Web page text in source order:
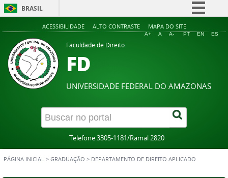
BRASIL
Simplifique!
Legislação
Canais
ACESSIBILIDADE ALTO CONTRASTE MAPA DO SITE
A+ A A- PT EN ES
Faculdade de Direito
FD
UNIVERSIDADE FEDERAL DO AMAZONAS
Telefone 3305-1181/Ramal 2820
PÁGINA INICIAL > GRADUAÇÃO > DEPARTAMENTO DE DIREITO APLICADO